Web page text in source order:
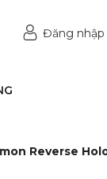
Đăng nhập
Reverse